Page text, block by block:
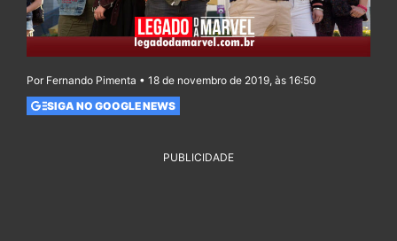
Por Fernando Pimenta • 18 de novembro de 2019, às 16:50
SIGA NO GOOGLE NEWS
PUBLICIDADE